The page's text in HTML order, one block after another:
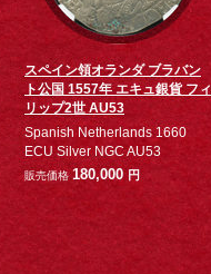
スペイン領オランダ ブラバン
ト公国 1557年 エキュ銀貨 フィ
リップ2世 AU53
Spanish Netherlands 1660
ECU Silver NGC AU53
販売価格 180,000 円